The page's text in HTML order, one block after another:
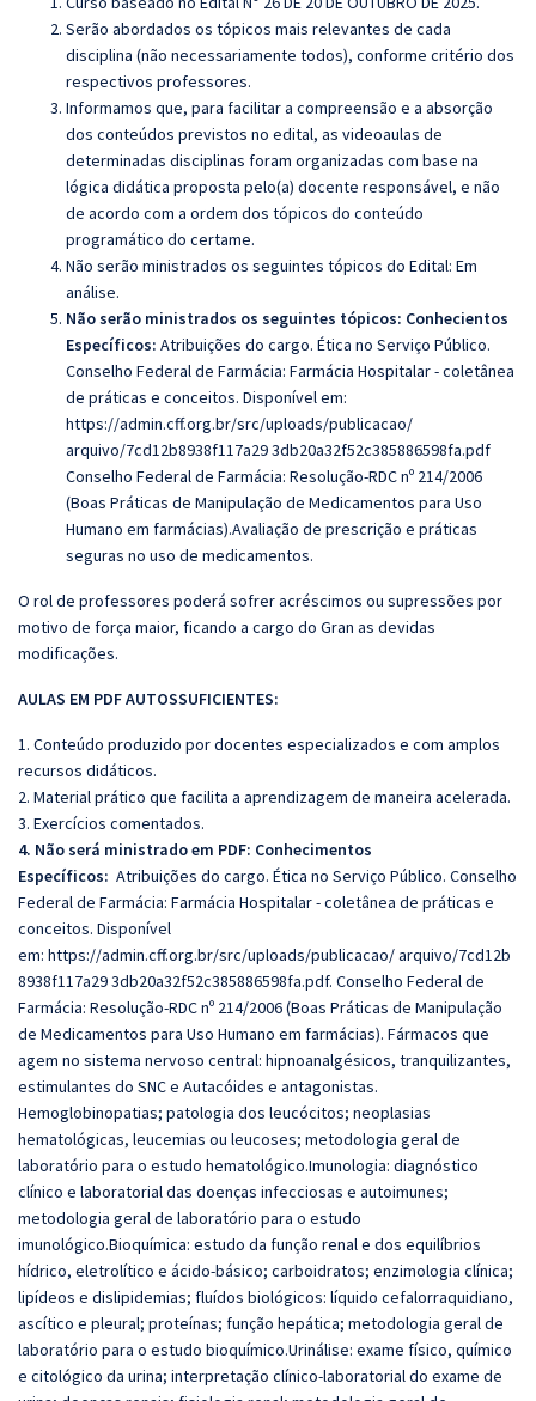
Serão abordados os tópicos mais relevantes de cada
disciplina (não necessariamente todos), conforme critério dos
respectivos professores.
Informamos que, para facilitar a compreensão e a absorção
dos conteúdos previstos no edital, as videoaulas de
determinadas disciplinas foram organizadas com base na
lógica didática proposta pelo(a) docente responsável, e não
de acordo com a ordem dos tópicos do conteúdo
programático do certame.
Não serão ministrados os seguintes tópicos do Edital: Em
análise.
Não serão ministrados os seguintes tópicos: Conhecientos
Específicos: Atribuições do cargo. Ética no Serviço Público.
Conselho Federal de Farmácia: Farmácia Hospitalar - coletânea
de práticas e conceitos. Disponível em:
https://admin.cff.org.br/src/uploads/publicacao/
arquivo/7cd12b8938f117a29 3db20a32f52c385886598fa.pdf
Conselho Federal de Farmácia: Resolução-RDC nº 214/2006
(Boas Práticas de Manipulação de Medicamentos para Uso
Humano em farmácias).Avaliação de prescrição e práticas
seguras no uso de medicamentos.
O rol de professores poderá sofrer acréscimos ou supressões por
motivo de força maior, ficando a cargo do Gran as devidas
modificações.
AULAS EM PDF AUTOSSUFICIENTES:
1. Conteúdo produzido por docentes especializados e com amplos
recursos didáticos.
2. Material prático que facilita a aprendizagem de maneira acelerada.
3. Exercícios comentados.
4. Não será ministrado em PDF: Conhecimentos
Específicos: Atribuições do cargo. Ética no Serviço Público. Conselho
Federal de Farmácia: Farmácia Hospitalar - coletânea de práticas e
conceitos. Disponível
em: https://admin.cff.org.br/src/uploads/publicacao/arquivo/7cd12b
8938f117a29 3db20a32f52c385886598fa.pdf. Conselho Federal de
Farmácia: Resolução-RDC nº 214/2006 (Boas Práticas de Manipulação
de Medicamentos para Uso Humano em farmácias). Fármacos que
agem no sistema nervoso central: hipnoanalgésicos, tranquilizantes,
estimulantes do SNC e Autacóides e antagonistas.
Hemoglobinopatias; patologia dos leucócitos; neoplasias
hematológicas, leucemias ou leucoses; metodologia geral de
laboratório para o estudo hematológico.Imunologia: diagnóstico
clínico e laboratorial das doenças infecciosas e autoimunes;
metodologia geral de laboratório para o estudo
imunológico.Bioquímica: estudo da função renal e dos equilíbrios
hídrico, eletrolítico e ácido-básico; carboidratos; enzimologia clínica;
lipídeos e dislipidemias; fluídos biológicos: líquido cefalorraquidiano,
ascítico e pleural; proteínas; função hepática; metodologia geral de
laboratório para o estudo bioquímico.Urinálise: exame físico, químico
e citológico da urina; interpretação clínico-laboratorial do exame de